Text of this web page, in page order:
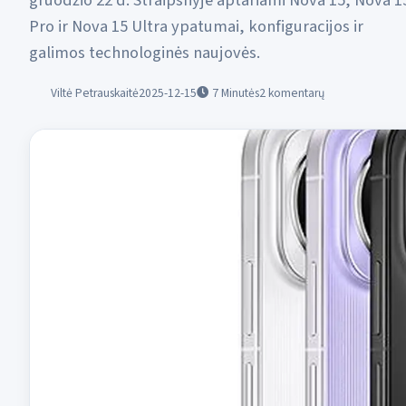
Pro ir Nova 15 Ultra ypatumai, konfiguracijos ir
galimos technologinės naujovės.
Viltė Petrauskaitė2025-12-15 7Minutės2 komentarų